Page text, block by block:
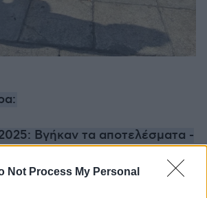
Not Process My Personal
Βγήκαν τα αποτελέσματα -
σε σούπερ μάρκετ